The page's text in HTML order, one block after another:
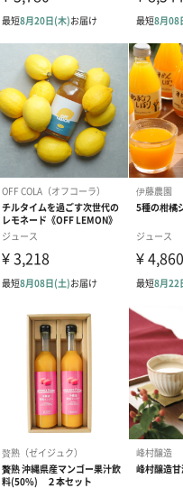
ブーケ（ホワイトグリ
ーン）（1,650円）
ザーブドフラワー
イフラワー・プリザーブドフ
場合がございます。予めご了
お届けします。